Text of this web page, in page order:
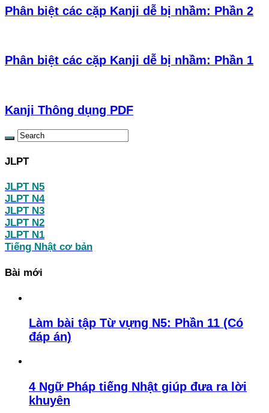
Phân biệt các cặp Kanji dễ bị nhầm: Phần 2
Phân biệt các cặp Kanji dễ bị nhầm: Phần 1
Kanji Thông dụng PDF
JLPT
JLPT N5
JLPT N4
JLPT N3
JLPT N2
JLPT N1
Tiếng Nhật cơ bản
Bài mới
Làm bài tập Từ vựng N5: Phần 11 (Có
đáp án)
4 Ngữ Pháp tiếng Nhật giúp đưa ra lời
khuyên